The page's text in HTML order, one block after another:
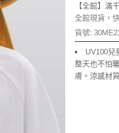
【全館】滿
全館現貨，
貨號:
UV100兒
整天也不怕
膚。涼感材